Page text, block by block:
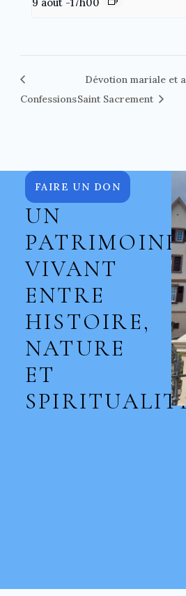
Confessions
Dévotion mariale et
Saint Sacrement
FAIRE UN DON
UN
PATRIMOINE
VIVANT
ENTRE
HISTOIRE,
NATURE
ET